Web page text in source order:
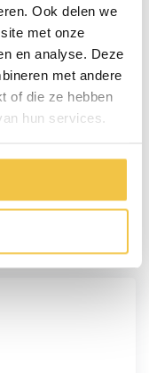
Ook delen we
met onze
en analyse. Deze
met andere
of die ze hebben
hun services.
naar 108 cm